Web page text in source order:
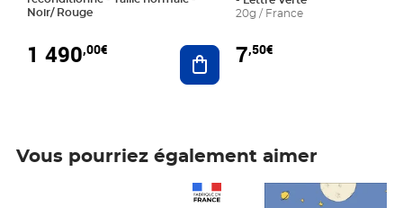
Noir/ Rouge
1 490,00€ Ajouter au panier
20g / France
7,50€
Vous pourriez également aimer
Prix 7,50€